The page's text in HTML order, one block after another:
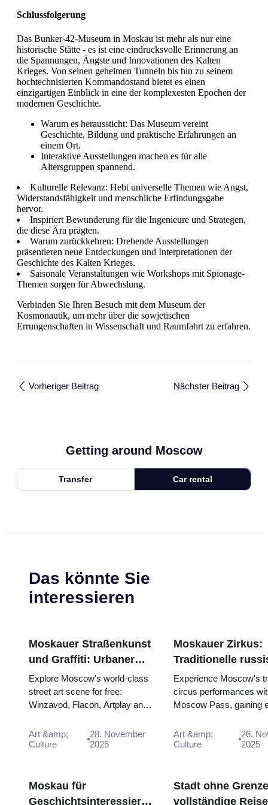
Schlussfolgerung
Das Bunker-42-Museum in Moskau ist mehr als nur eine
historische Stätte - es ist eine eindrucksvolle Erinnerung an
die Spannungen, Ängste und Innovationen des Kalten
Krieges. Von seinen geheimen Tunneln bis hin zu seinem
hochtechnisierten Kommandostand bietet es einen
einzigartigen Einblick in eine der komplexesten Epochen der
modernen Geschichte.
Warum es heraussticht: Das Museum vereint
Geschichte, Bildung und praktische Erfahrungen an
einem Ort.
Interaktive Ausstellungen machen es für alle
Altersgruppen spannend.
Kulturelle Relevanz: Hebt universelle Themen wie Angst,
Widerstandsfähigkeit und menschliche Erfindungsgabe
hervor.
Inspiriert Bewunderung für die Ingenieure und Strategen,
die diese Ära prägten.
Warum zurückkehren: Drehende Ausstellungen
präsentieren neue Entdeckungen und Interpretationen der
Geschichte des Kalten Krieges.
Saisonale Veranstaltungen wie Workshops mit Spionage-
Themen sorgen für Abwechslung.
Verbinden Sie Ihren Besuch mit dem Museum der
Kosmonautik, um mehr über die sowjetischen
Errungenschaften in Wissenschaft und Raumfahrt zu erfahren.
Vorheriger Beitrag Nächster Beitrag
Getting around Moscow
Transfer Car rental
Das könnte Sie
interessieren
Moskauer Straßenkunst
und Graffiti: Urbaner
Kulturführer mit dem
Moscow Pass (2025–
2026)
Explore Moscow's world-class
street art scene for free:
Winzavod, Flacon, Artplay and
Mosco...
Art &amp;
Culture
28. November
2025
Moskauer Zirkus:
Traditionelle
Unterhaltung mit
Experience Moscow's
circus performances
Moscow Pass, gaining
unfor...
Art &amp;
Culture
26.
2025
Moskau für
Geschichtsinteressierte:
Stadt ohne
vollständige